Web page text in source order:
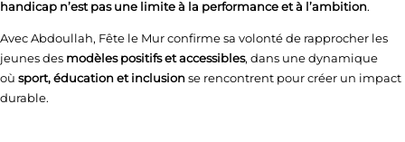
handicap n’est pas une limite à la performance et à l’ambition.
Avec Abdoullah, Fête le Mur confirme sa volonté de rapprocher les
jeunes des modèles positifs et accessibles, dans une dynamique
où sport, éducation et inclusionse rencontrent pour créer un impact
durable.